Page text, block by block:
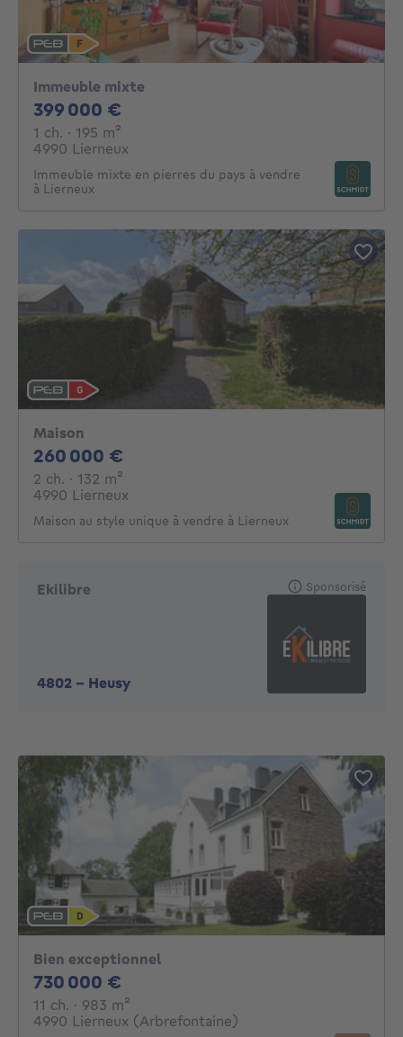
Immeuble mixte
399 000 €
1 ch. 1 chambre
· 195 m²
4990 Lierneux
Immeuble mixte en pierres du pays à vendre
à Lierneux
Maison
260 000 €
2 ch. 2 chambres
· 132 m²
4990 Lierneux
Maison au style unique à vendre à Lierneux
Ekilibre
4802 - Heusy
Sponsorisé
Bien exceptionnel
730 000 €
11 ch. 11 chambres
· 983 m²
4990 Lierneux (Arbrefontaine)